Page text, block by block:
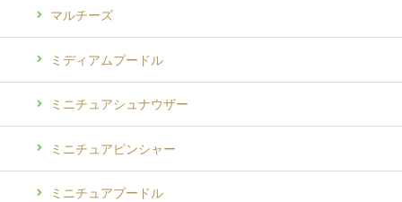
マルチーズ
ミディアムプードル
ミニチュアシュナウザー
ミニチュアピンシャー
ミニチュアプードル